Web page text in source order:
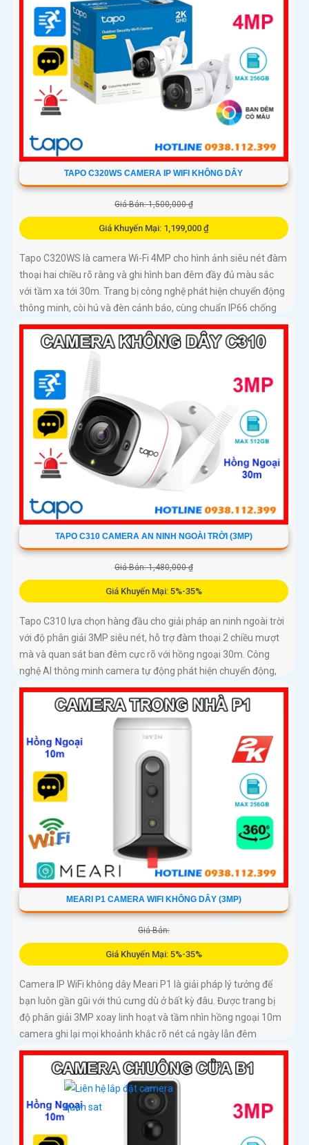
TAPO C320WS CAMERA IP WIFI KHÔNG DÂY
Giá Bán: 1,500,000 ₫
Giá Khuyến Mại: 1,199,000 ₫
Tapo C320WS là camera Wi-Fi 4MP cho hình ảnh siêu nét đàm
thoại hai chiều rõ ràng và ghi hình ban đêm đầy đủ màu sắc
với tầm xa tới 30m. Trang bị công nghệ phát hiện chuyển động
thông minh, còi hú và đèn cảnh báo, cùng chuẩn IP66 chống
nước bụi mạnh mẽ, camera C320WS đảm bảo an ninh vững
chắc trong mọi điều kiện thời tiết độ bền cao và mức giá cực kỳ
TAPO C310 CAMERA AN NINH NGOÀI TRỜI (3MP)
Giá Bán: 1,480,000 ₫
Giá Khuyến Mại: 5%-35%
Tapo C310 lựa chọn hàng đầu cho giải pháp an ninh ngoài trời
với độ phân giải 3MP siêu nét, hỗ trợ đàm thoại 2 chiều mượt
mà và quan sát ban đêm cực rõ với hồng ngoại 30m. Công
nghệ AI thông minh camera tự động phát hiện chuyển động,
bật còi hú và đèn cảnh báo kịp thời, bảo vệ an toàn tuyệt đối
MEARI P1 CAMERA WIFI KHÔNG DÂY (3MP)
Giá Bán:
Giá Khuyến Mại: 5%-35%
Camera IP WiFi không dây Meari P1 là giải pháp lý tưởng để
bạn luôn gần gũi với thú cưng dù ở bất kỳ đâu. Được trang bị
độ phân giải 3MP xoay linh hoạt và tầm nhìn hồng ngoại 10m
camera ghi lại mọi khoảnh khắc rõ nét cả ngày lẫn đêm